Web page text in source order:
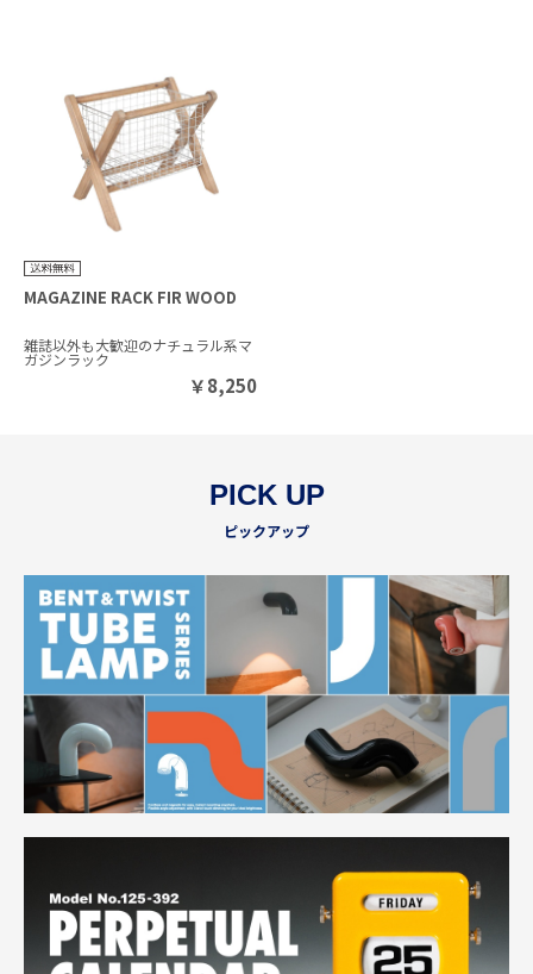
MAGAZINE RACK FIR WOOD
雑誌以外も大歓迎のナチュラル系マ
ガジンラック
￥8,250
PICK UP
ピックアップ